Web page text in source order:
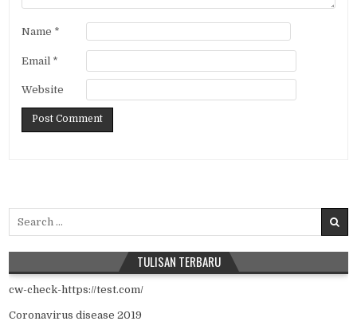
Name *
Email *
Website
TULISAN TERBARU
cw-check-https://test.com/
Coronavirus disease 2019